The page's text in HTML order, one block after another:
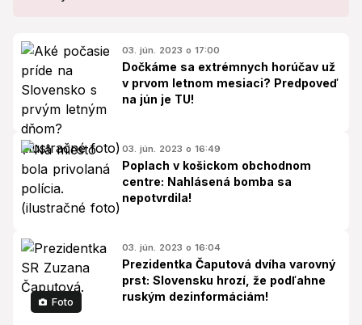
03. jún. 2023 o 17:00
Dočkáme sa extrémnych horúčav už
v prvom letnom mesiaci? Predpoveď
na jún je TU!
03. jún. 2023 o 16:49
Poplach v košickom obchodnom
centre: Nahlásená bomba sa
nepotvrdila!
Foto
03. jún. 2023 o 16:04
Prezidentka Čaputová dvíha varovný
prst: Slovensku hrozí, že podľahne
ruským dezinformáciám!